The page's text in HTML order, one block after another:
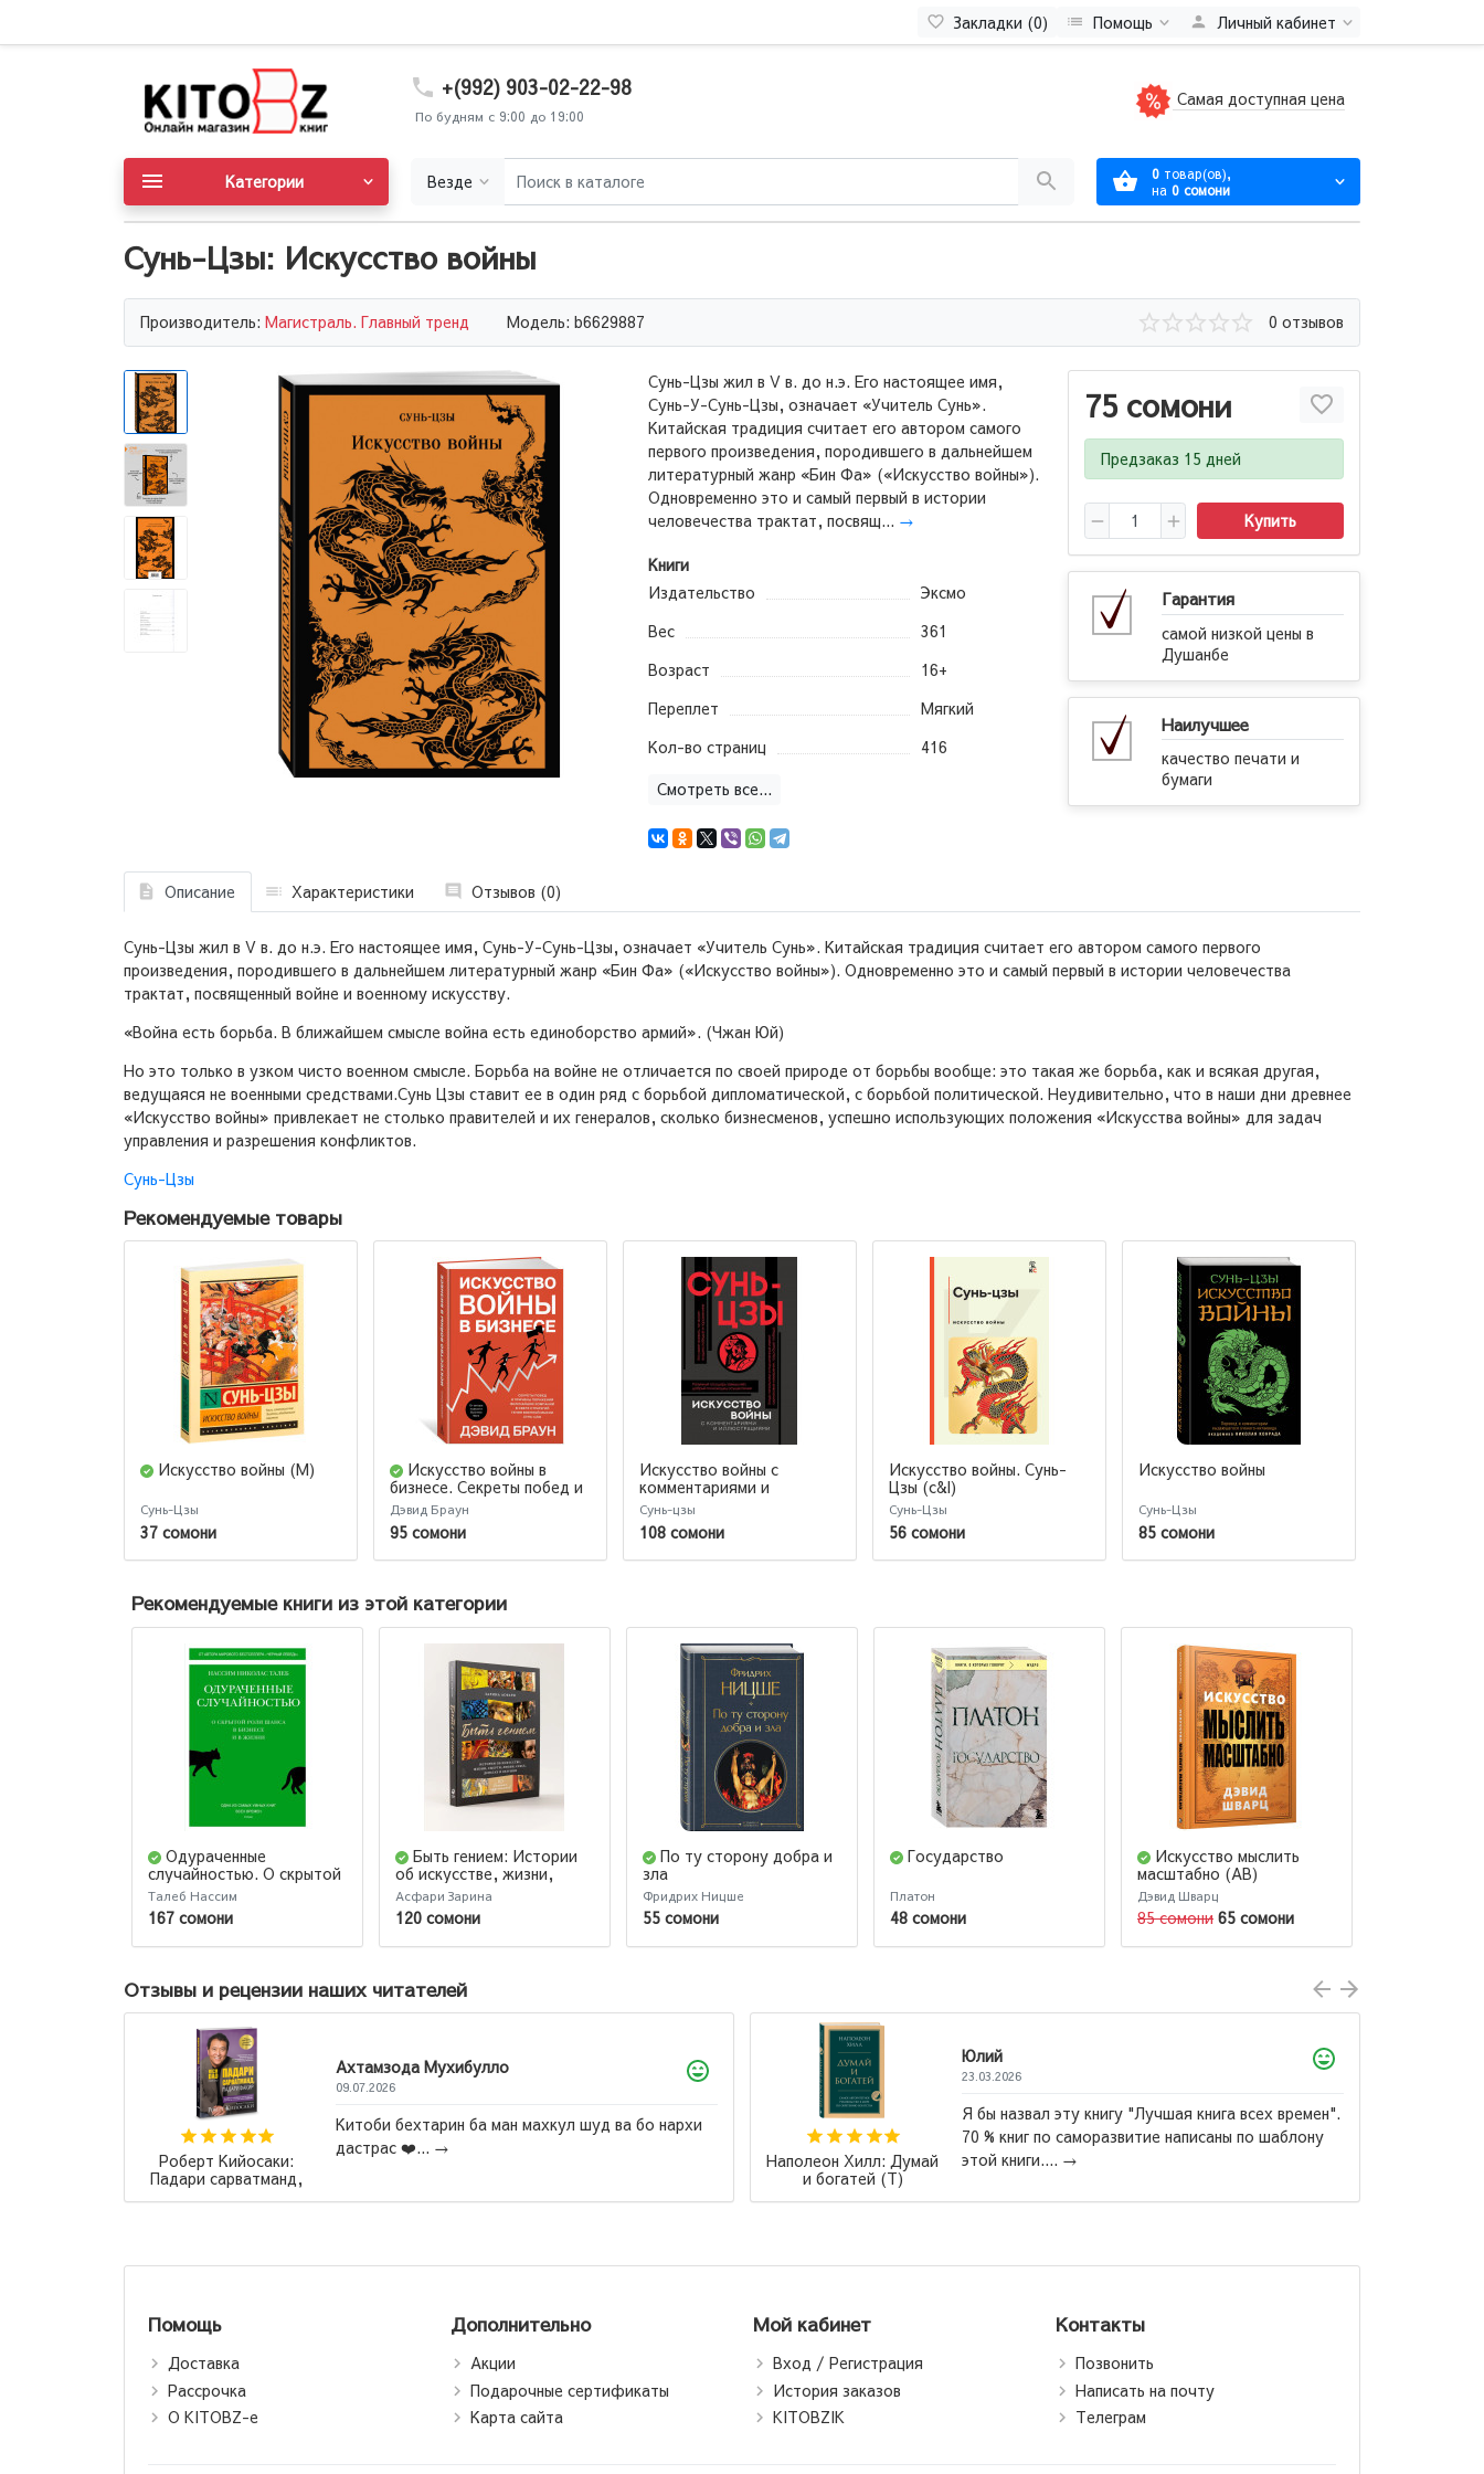
Закладки (0) Помощь Личный кабинет
+(992) 903-02-22-98
По будням с 9:00 до 19:00
Самая доступная цена
Везде 0 товар(ов),
на 0 сомони
Категории
Сунь-Цзы: Искусство войны
Производитель: Магистраль. Главный тренд Модель: b6629887 0 отзывов
75 сомони
Предзаказ 15 дней
Купить
Гарантия
самой низкой цены в
Душанбе
Наилучшее
качество печати и
бумаги
Сунь-Цзы жил в V в. до н.э. Его настоящее имя,
Сунь-У-Сунь-Цзы, означает «Учитель Сунь».
Китайская традиция считает его автором самого
первого произведения, породившего в дальнейшем
литературный жанр «Бин Фа» («Искусство войны»).
Одновременно это и самый первый в истории
человечества трактат, посвящ... →
Книги
Издательство
Эксмо
Вес
361
Возраст
16+
Переплет
Мягкий
Кол-во страниц
416
Смотреть все...
Описание Характеристики Отзывов (0)
Сунь-Цзы жил в V в. до н.э. Его настоящее имя, Сунь-У-Сунь-Цзы, означает «Учитель Сунь». Китайская традиция считает его автором самого первого
произведения, породившего в дальнейшем литературный жанр «Бин Фа» («Искусство войны»). Одновременно это и самый первый в истории человечества
трактат, посвященный войне и военному искусству.
«Война есть борьба. В ближайшем смысле война есть единоборство армий». (Чжан Юй)
Но это только в узком чисто военном смысле. Борьба на войне не отличается по своей природе от борьбы вообще: это такая же борьба, как и всякая другая,
ведущаяся не военными средствами.Сунь Цзы ставит ее в один ряд с борьбой дипломатической, с борьбой политической. Неудивительно, что в наши дни древнее
«Искусство войны» привлекает не столько правителей и их генералов, сколько бизнесменов, успешно использующих положения «Искусства войны» для задач
управления и разрешения конфликтов.
Сунь-Цзы
Рекомендуемые товары
Искусство войны (М)
Сунь-Цзы
37 сомони
Искусство войны в
бизнесе. Секреты побед и
причины поражений
величайших компаний в
свете стратегий гения
военной мысли Сунь-цзы
Дэвид Браун
95 сомони
Искусство войны с
комментариями и
иллюстрациями
Сунь-цзы
108 сомони
Искусство войны. Сунь-
Цзы (c&l)
Сунь-Цзы
56 сомони
Искусство войны
Сунь-Цзы
85 сомони
Рекомендуемые книги из этой категории
Одураченные
случайностью. О скрытой
роли шанса в бизнесе и в
жизни
Талеб Нассим
167 сомони
Быть гением: Истории
об искусстве, жизни,
смерти, любви, сексе,
деньгах и безумии
Асфари Зарина
120 сомони
По ту сторону добра и
зла
Фридрих Ницше
55 сомони
Государство
Платон
48 сомони
Искусство мыслить
масштабно (AB)
Дэвид Шварц
85 сомони 65 сомони
Отзывы и рецензии наших читателей
ман махкул шуд ва бо нархи
Наполеон Хилл: Думай
23.03.2026
Я бы назвал эту книгу "Лучшая книга всех времен".
70 % книг по саморазвитие написаны по шаблону
Мария Ремарк:
своего (М)
офисе Китобз, спасибо вам! Это та самая
которая обняла меня и «поняла». Рекомендую
Помощь
Доставка
Рассрочка
О KITOBZ-е
Дополнительно
Акции
Подарочные сертификаты
Карта сайта
Мой кабинет
Вход / Регистрация
История заказов
KITOBZIK
Контакты
Позвонить
Написать на почту
Телеграм